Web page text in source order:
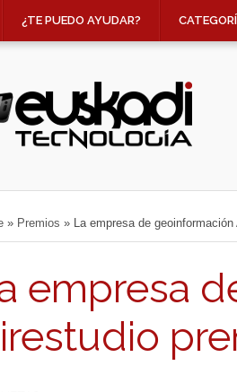
¿TE PUEDO AYUDAR?
» Premios » La empresa de
empresa